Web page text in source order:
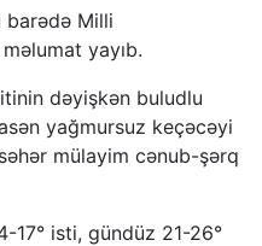
barədə Milli
yayıb.
dəyişkən buludlu
yağmursuz keçəcəyi
mülayim cənub-şərq
17° isti, gündüz 21-26°